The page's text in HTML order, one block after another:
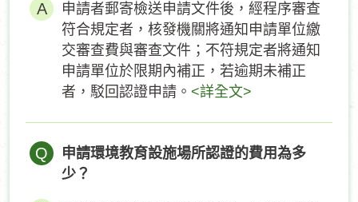
申請者郵寄檢送申請文件後，經程序審查
符合規定者，核發機關將通知申請單位繳
交審查費與審查文件；不符規定者將通知
申請單位於限期內補正，若逾期未補正
者，駁回認證申請。 <詳全文>
Q
申請環境教育設施場所認證的費用為多
少？